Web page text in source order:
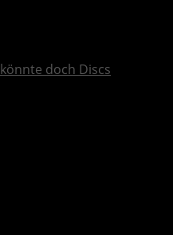
könnte doch Discs